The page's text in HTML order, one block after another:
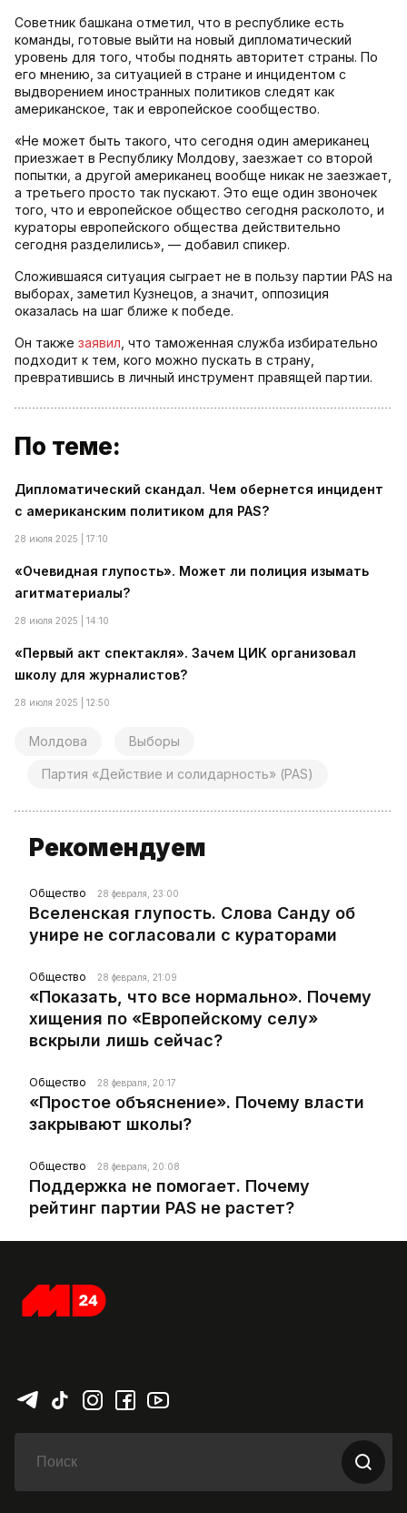
Советник башкана отметил, что в республике есть
команды, готовые выйти на новый дипломатический
уровень для того, чтобы поднять авторитет страны. По
его мнению, за ситуацией в стране и инцидентом с
выдворением иностранных политиков следят как
американское, так и европейское сообщество.
«Не может быть такого, что сегодня один американец
приезжает в Республику Молдову, заезжает со второй
попытки, а другой американец вообще никак не заезжает,
а третьего просто так пускают. Это еще один звоночек
того, что и европейское общество сегодня расколото, и
кураторы европейского общества действительно
сегодня разделились», — добавил спикер.
Сложившаяся ситуация сыграет не в пользу партии PAS на
выборах, заметил Кузнецов, а значит, оппозиция
оказалась на шаг ближе к победе.
Он также заявил , что таможенная служба избирательно
подходит к тем, кого можно пускать в страну,
превратившись в личный инструмент правящей партии.
По теме:
Дипломатический скандал. Чем обернется инцидент
с американским политиком для PAS?
28 июля 2025 | 17:10
«Очевидная глупость». Может ли полиция изымать
агитматериалы?
28 июля 2025 | 14:10
«Первый акт спектакля». Зачем ЦИК организовал
школу для журналистов?
28 июля 2025 | 12:50
Молдова Выборы
Партия «Действие и солидарность» (PAS)
Рекомендуем
Общество 28 февраля, 23:00
Вселенская глупость. Слова Санду об
унире не согласовали с кураторами
Общество 28 февраля, 21:09
«Показать, что все нормально». Почему
хищения по «Европейскому селу»
вскрыли лишь сейчас?
Общество 28 февраля, 20:17
«Простое объяснение». Почему власти
закрывают школы?
Общество 28 февраля, 20:08
Поддержка не помогает. Почему
рейтинг партии PAS не растет?